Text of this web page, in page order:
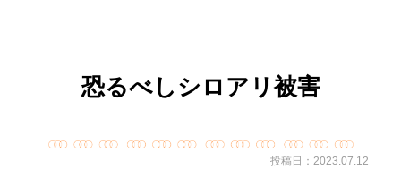
恐るべしシロアリ被害
投稿日：2023.07.12